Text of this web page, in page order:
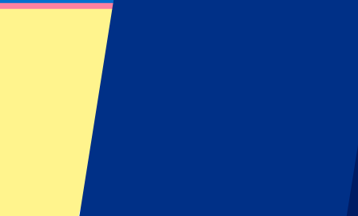
Entradas para la Juventus – Juventus
P1 Travel es un Juventus Exclusive Authorized Ticket Agent. Las